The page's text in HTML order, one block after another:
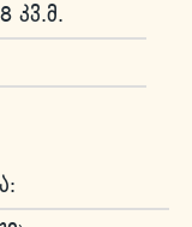
კვ.მ.